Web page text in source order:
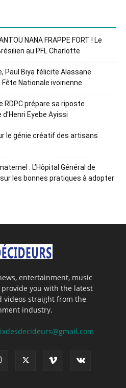
NANA FRAPPE FORT ! Le
au PFL Charlotte
Paul Biya félicite Alassane
Nationale ivoirienne
RDPC prépare sa riposte
Eyebe Ayissi
le génie créatif des artisans
: L’Hôpital Général de
les bonnes pratiques à adopter
entertainment, music
you with the latest
videos straight from the
industry.